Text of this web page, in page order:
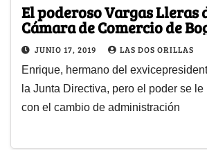
El poderoso Vargas Lleras
Cámara de Comercio de
JUNIO 17, 2019 LAS DOS ORILLAS
Enrique, hermano del
la Junta Directiva, pero el poder se
con el cambio de administración